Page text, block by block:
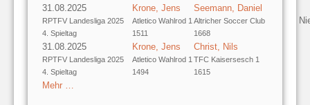
31.08.2025
RPTFV Landesliga 2025
4. Spieltag
Krone, Jens
Atletico Wahlrod 1
1511
Seemann, Daniel
Altricher Soccer Club
1668
31.08.2025
RPTFV Landesliga 2025
4. Spieltag
Krone, Jens
Atletico Wahlrod 1
1494
Christ, Nils
TFC Kaisersesch 1
1615
Mehr …